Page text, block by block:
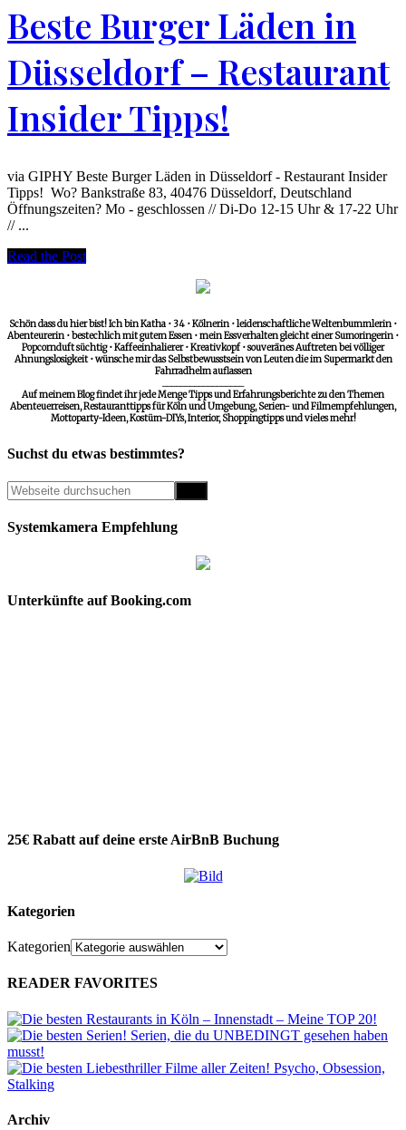
Beste Burger Läden in
Düsseldorf – Restaurant
Insider Tipps!
via GIPHY Beste Burger Läden in Düsseldorf - Restaurant Insider
Tipps! Wo? Bankstraße 83, 40476 Düsseldorf, Deutschland
Öffnungszeiten? Mo - geschlossen // Di-Do 12-15 Uhr & 17-22 Uhr
// ...
Read the Post
Schön dass du hier bist! Ich bin Katha • 34 • Kölnerin • leidenschaftliche Weltenbummlerin •
Abenteurerin • bestechlich mit gutem Essen • mein Essverhalten gleicht einer Sumoringerin •
Popcornduft süchtig • Kaffeeinhalierer • Kreativkopf • souveränes Auftreten bei völliger
Ahnungslosigkeit • wünsche mir das Selbstbewusstsein von Leuten die im Supermarkt den
Fahrradhelm auflassen
__________________
Auf meinem Blog findet ihr jede Menge Tipps und Erfahrungsberichte zu den Themen
Abenteuerreisen, Restauranttipps für Köln und Umgebung, Serien- und Filmempfehlungen,
Mottoparty-Ideen, Kostüm-DIYs, Interior, Shoppingtipps und vieles mehr!
Suchst du etwas bestimmtes?
Systemkamera Empfehlung
Unterkünfte auf Booking.com
25€ Rabatt auf deine erste AirBnB Buchung
Kategorien
Kategorien
READER FAVORITES
Archiv